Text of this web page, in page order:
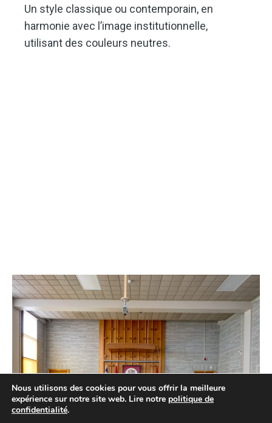
Un style classique ou contemporain, en
harmonie avec l’image institutionnelle,
utilisant des couleurs neutres.
Nous utilisons des cookies pour vous offrir la meilleure
expérience sur notre site web. Lire notre politique de
confidentialité.